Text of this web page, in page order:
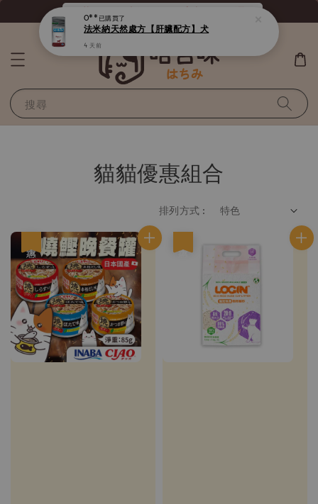
《滿800全站免運》給毛孩最好的選擇
搜尋
貓貓優惠組合
排列方式 :
O** 已購買了
法米納天然處方【肝臟配方】犬
4 天前